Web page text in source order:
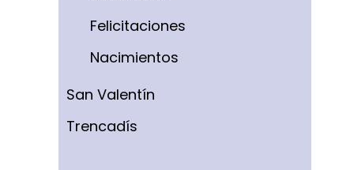
Felicitaciones
Nacimientos
San Valentín
Trencadís